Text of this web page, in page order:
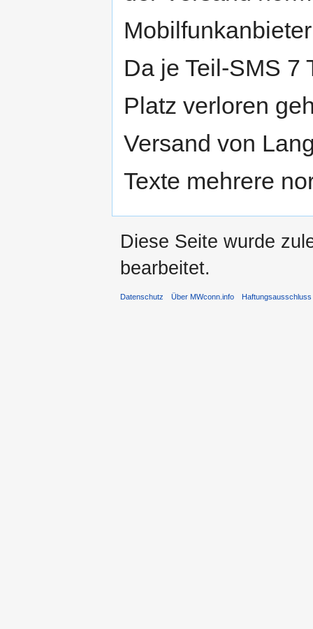
Da je Teil-SMS 7
Platz verloren
Versand von
Texte mehrere
Diese Seite wurde
bearbeitet.
Datenschutz Über MWconn.info Haftungsausschluss